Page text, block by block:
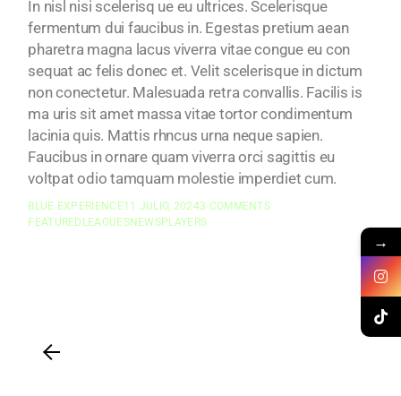
In nisl nisi scelerisq ue eu ultrices. Scelerisque
fermentum dui faucibus in. Egestas pretium aean
pharetra magna lacus viverra vitae congue eu con
sequat ac felis donec et. Velit scelerisque in dictum
non conectetur. Malesuada retra convallis. Facilis is
ma uris sit amet massa vitae tortor condimentum
lacinia quis. Mattis rhncus urna neque sapien.
Faucibus in ornare quam viverra orci sagittis eu
voltpat odio tamquam molestie imperdiet cum.
BLUE EXPERIENCE11 JULIO, 20243 COMMENTS
FEATURED LEAGUESNEWSPLAYERS
→